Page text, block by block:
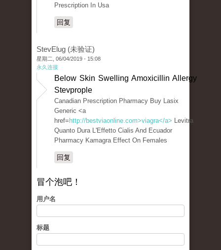
Prescription In Usa
回复
StevElug (未验证)
星期二, 06/04/2019 - 15:08
永久连接
Below Skin Swelling Amoxicillin Allergy
Stevprople
Canadian Prescription Pharmacy Buy Lasix
Generic <a
href= http://bestviaonline.com>viagra</a> Levitra
Quanto Dura L'Effetto Cialis And Ecuador
Pharmacy Kamagra Effect On Females
回复
冒个泡吧！
用户名
标题